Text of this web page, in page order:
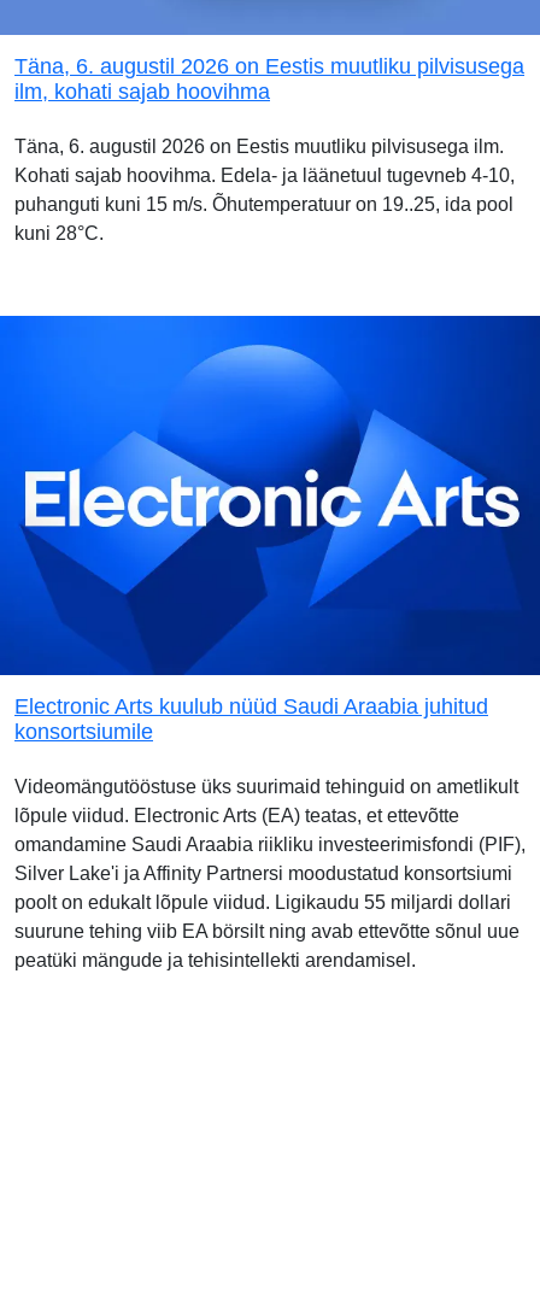
Täna, 6. augustil 2026 on Eestis muutliku pilvisusega
ilm, kohati sajab hoovihma
Täna, 6. augustil 2026 on Eestis muutliku pilvisusega ilm.
Kohati sajab hoovihma. Edela- ja läänetuul tugevneb 4-10,
puhanguti kuni 15 m/s. Õhutemperatuur on 19..25, ida pool
kuni 28°C.
Electronic Arts kuulub nüüd Saudi Araabia juhitud
konsortsiumile
Videomängutööstuse üks suurimaid tehinguid on ametlikult
lõpule viidud. Electronic Arts (EA) teatas, et ettevõtte
omandamine Saudi Araabia riikliku investeerimisfondi (PIF),
Silver Lake'i ja Affinity Partnersi moodustatud konsortsiumi
poolt on edukalt lõpule viidud. Ligikaudu 55 miljardi dollari
suurune tehing viib EA börsilt ning avab ettevõtte sõnul uue
peatüki mängude ja tehisintellekti arendamisel.